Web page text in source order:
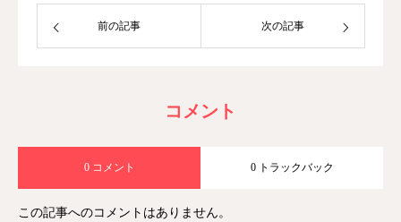
前の記事 次の記事
コメント
0 コメント 0 トラックバック
この記事へのコメントはありません。
TEL